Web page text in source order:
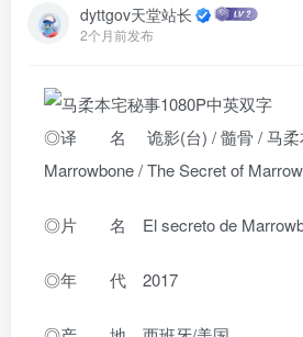
dyttgov天堂站长
2个月前发布
◎译 名 诡影(台) / 髓骨 / 马柔
Marrowbone / The Secret of
◎片 名 El secreto de
◎年 代 2017